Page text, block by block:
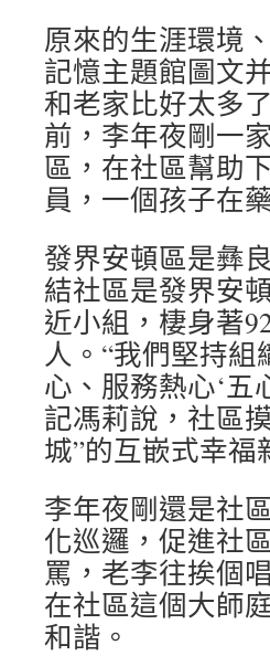
原來的生涯環境
記憶主題館圖文
和老家比好太多
前，李年夜剛一
區，在社區幫助
員，一個孩子在
發界安頓區是彝
結社區是發界安
近小組，棲身著
人。“我們堅持
心、服務熱心‘五
記馮莉說，社區
城”的互嵌式幸福
李年夜剛還是社
化巡邏，促進社
罵，老李往挨個
在社區這個大師
和諧。